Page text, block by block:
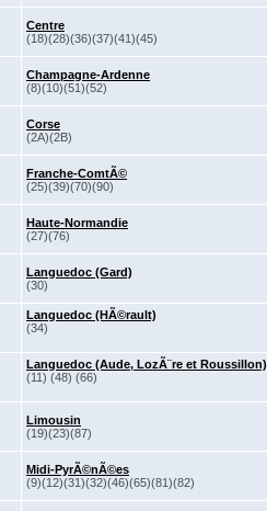
Centre
(18)(28)(36)(37)(41)(45)
Champagne-Ardenne
(8)(10)(51)(52)
Corse
(2A)(2B)
Franche-ComtÃ©
(25)(39)(70)(90)
Haute-Normandie
(27)(76)
Languedoc (Gard)
(30)
Languedoc (HÃ©rault)
(34)
Languedoc (Aude, LozÃ¨re et Roussillon)
(11) (48) (66)
Limousin
(19)(23)(87)
Midi-PyrÃ©nÃ©es
(9)(12)(31)(32)(46)(65)(81)(82)